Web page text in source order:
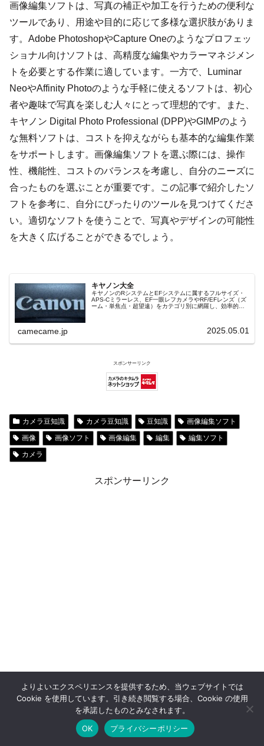
画像編集ソフトは、写真の補正や加工を行うための便利な
ツールであり、用途や目的に応じて多様な選択肢がありま
す。Adobe PhotoshopやCapture Oneのようなプロフェッ
ショナル向けソフトは、高精度な編集やカラーマネジメン
トを必要とする作業に適しています。一方で、Luminar
NeoやAffinity Photoのような手軽に使えるソフトは、初心
者や趣味で写真を楽しむ人々にとって理想的です。また、
キヤノン Digital Photo Professional (DPP)やGIMPのよう
な無料ソフトは、コストを抑えながらも基本的な編集作業
をサポートします。画像編集ソフトを選ぶ際には、操作
性、機能性、コストのバランスを考慮し、自分のニーズに
合ったものを選ぶことが重要です。この記事で紹介したソ
フトを参考に、自分にぴったりのツールを見つけてくださ
い。適切なソフトを使うことで、写真やデザインの可能性
を大きく広げることができるでしょう。
キヤノン大全
キヤノンのRシステムとEFシステムに属するフルサイズ・
APS-Cミラーレス、EF一眼レフカメラやRF/EFレンズ（ズ
ーム・単焦点・超望遠）をカテゴリ別に網羅し、効率的に
camecame.jp 2025.05.01
スポンサーリンク
カメラ豆知識 カメラ豆知識 豆知識
画像編集ソフト
画像
画像ソフト 画像編集 編集
編集ソフト
カメラ
スポンサーリンク
シェア 目次へ トップ
よりよいエクスペリエンスを提供するため、当ウェブサイトでは
Cookie を使用しています。引き続き閲覧する場合、Cookie の使用
を承諾したものとみなされます。
OK
プライバシーポリシー